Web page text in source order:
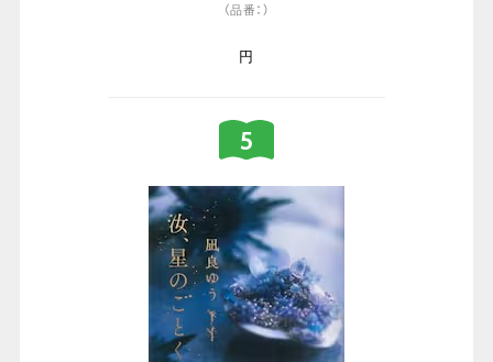
（品番：）
円